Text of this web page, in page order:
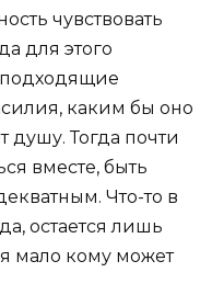
чувствовать
для этого
каким бы оно
душу. Тогда почти
вместе, быть
Что-то в
остается лишь
мало кому может